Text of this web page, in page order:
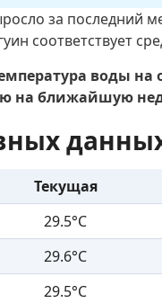
за последний
соответствует
воды на
ближайшую
Текущая
29.5°C
29.6°C
29.5°C